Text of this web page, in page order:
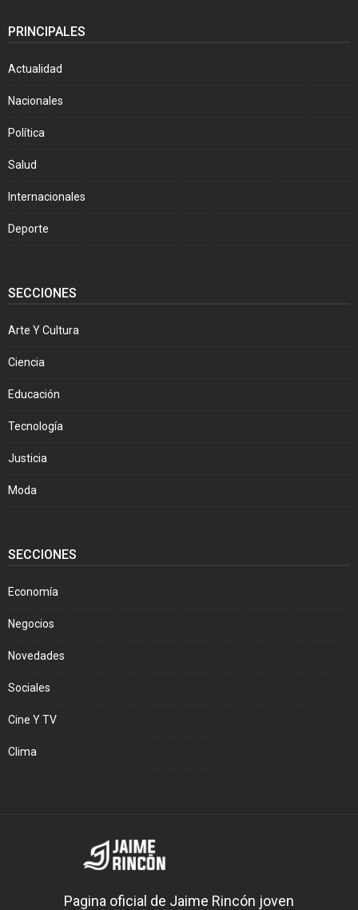
PRINCIPALES
Actualidad
Nacionales
Política
Salud
Internacionales
Deporte
SECCIONES
Arte Y Cultura
Ciencia
Educación
Tecnología
Justicia
Moda
SECCIONES
Economía
Negocios
Novedades
Sociales
Cine Y TV
Clima
Pagina oficial de Jaime Rincón joven